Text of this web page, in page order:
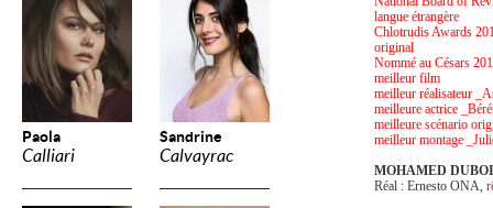
Paola
Calliari
Sandrine
Calvayrac
langue étrangère
Chlotrudis Awards
original
Nommé au Césars
meilleur film
meilleur réalisateur
meilleure actrice
meilleure scénario
meilleur montage
MOHAMED
Réal : Ernesto ONA,